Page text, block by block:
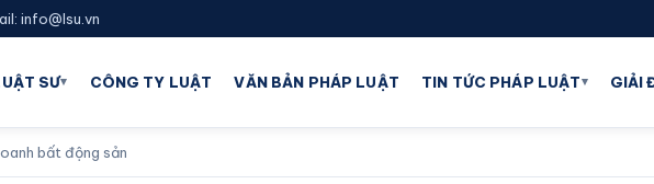
info@lsu.vn
SƯ▾ CÔNG TY LUẬT VĂN BẢN PHÁP LUẬT TIN TỨC PHÁP LUẬT▾ GIẢI
bất động sản